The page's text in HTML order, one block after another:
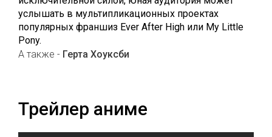
услышать в мультипликационных проектах
популярных франшиз Ever After High или My Little
Pony.
А также - Герта Хоуксби
Трейлер аниме